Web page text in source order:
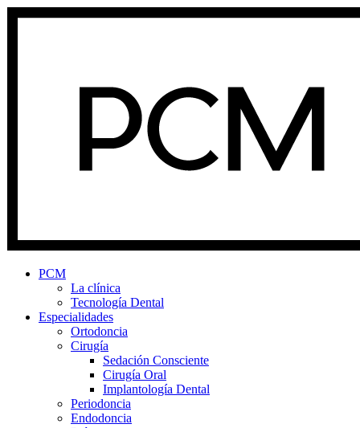
PCM
La clínica
Tecnología Dental
Especialidades
Ortodoncia
Cirugía
Sedación Consciente
Cirugía Oral
Implantología Dental
Periodoncia
Endodoncia